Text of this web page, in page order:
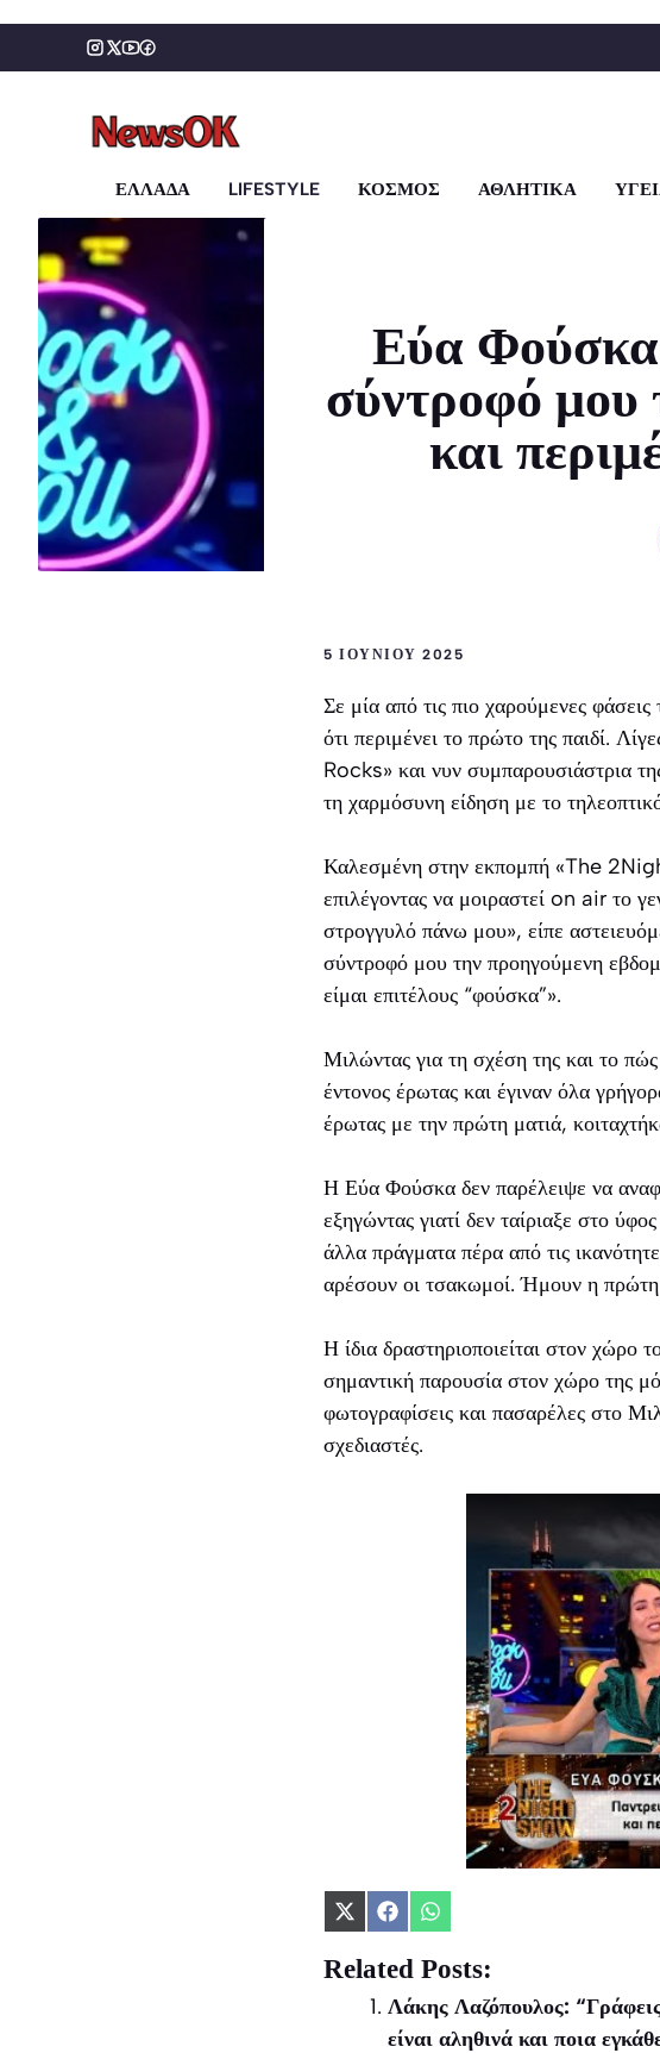
περιεχόμενο
ΕΛΛΑΔΑ LIFESTYLE ΚΟΣΜΟΣ ΑΘΛΗΤΙΚΑ
Εύα
σύντροφό μου
και
5 ΙΟΥΝΊΟΥ 2025
Σε μία από τις πιο χαρούμενες
ότι περιμένει το πρώτο της παιδί.
Rocks» και νυν συμπαρουσιάστρια
τη χαρμόσυνη είδηση με το
Καλεσμένη στην εκπομπή «The
επιλέγοντας να μοιραστεί on air το
στρογγυλό πάνω μου», είπε
σύντροφό μου την προηγούμενη
είμαι επιτέλους “φούσκα”».
Μιλώντας για τη σχέση της και το
έντονος έρωτας και έγιναν όλα
έρωτας με την πρώτη ματιά,
Η Εύα Φούσκα δεν παρέλειψε να
εξηγώντας γιατί δεν ταίριαξε στο
άλλα πράγματα πέρα από τις
αρέσουν οι τσακωμοί. Ήμουν η
Η ίδια δραστηριοποιείται στον
σημαντική παρουσία στον χώρο της
φωτογραφίσεις και πασαρέλες στο
σχεδιαστές.
Share
X
(Twitter)
Share
Facebook
Share
WhatsApp
Related Posts:
Λάκης Λαζόπουλος: “Γράφεις
είναι αληθινά και ποια